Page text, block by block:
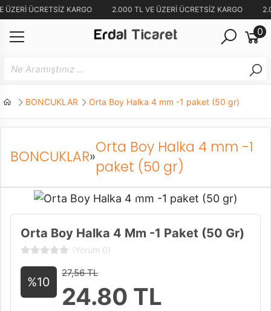
ÜCRETSİZ KARGO 2.000 TL VE ÜZERİ ÜCRETSİZ KARGO
0
BONCUKLAR Orta Boy Halka 4 mm -1 paket (50 gr)
BONCUKLAR»
Orta Boy Halka 4 mm -1
paket (50 gr)
Orta Boy Halka 4 Mm -1 Paket (50 Gr)
(Yorum 0)
%10
27,56 TL
24.80 TL